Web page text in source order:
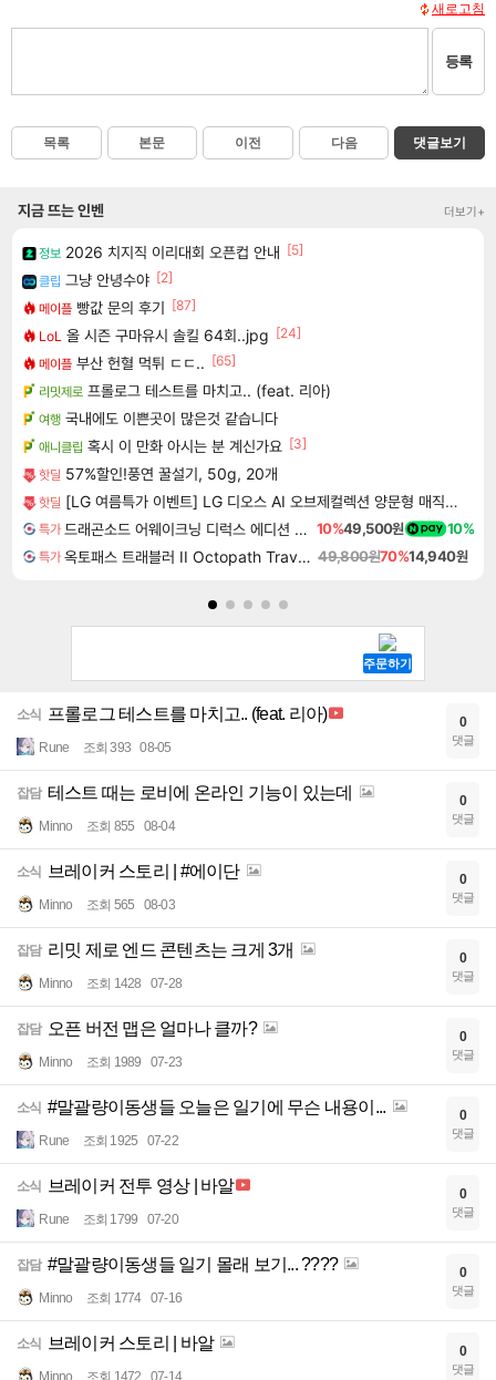
새로고침
등록
목록 본문 이전 다음 댓글보기
지금 뜨는 인벤 더보기+
정보 2026 치지직 이리대회 오픈컵 안내 [5]
클립 그냥 안녕수야 [2]
메이플 빵값 문의 후기 [87]
LoL 올 시즌 구마유시 솔킬 64회..jpg [24]
메이플 부산 헌혈 먹튀 ㄷㄷ.. [65]
리밋제로 프롤로그 테스트를 마치고.. (feat. 리아)
여행 국내에도 이쁜곳이 많은것 같습니다
애니클립 혹시 이 만화 아시는 분 계신가요 [3]
핫딜 57%할인!풍연 꿀설기, 50g, 20개
핫딜 [LG 여름특가 이벤트] LG 디오스 AI 오브제컬렉션 양문형 매직스페이스 2도어 냉장고
특가 드래곤소드 어웨이크닝 디럭스 에디션 DragonSword Awakening Deluxe Edition 10%49,500원 10%
특가 옥토패스 트래블러 II Octopath Traveler II 49,800원70%14,940원
소식 프롤로그 테스트를 마치고.. (feat. 리아)
Rune 조회 393 08-05
0
댓글
잡담 테스트 때는 로비에 온라인 기능이 있는데
Minno 조회 855 08-04
0
댓글
소식 브레이커 스토리 | #에이단
Minno 조회 565 08-03
0
댓글
잡담 리밋 제로 엔드 콘텐츠는 크게 3개
Minno 조회 1428 07-28
0
댓글
잡담 오픈 버전 맵은 얼마나 클까?
Minno 조회 1989 07-23
0
댓글
소식 #말괄량이동생들 오늘은 일기에 무슨 내용이...
Rune 조회 1925 07-22
0
댓글
소식 브레이커 전투 영상 | 바알
Rune 조회 1799 07-20
0
댓글
잡담 #말괄량이동생들 일기 몰래 보기... ????
Minno 조회 1774 07-16
0
댓글
소식 브레이커 스토리 | 바알
Minno 조회 1472 07-14
0
댓글